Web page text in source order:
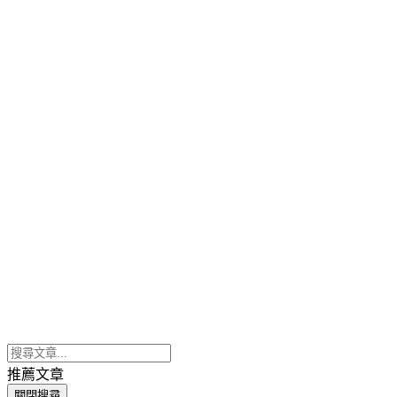
推薦文章